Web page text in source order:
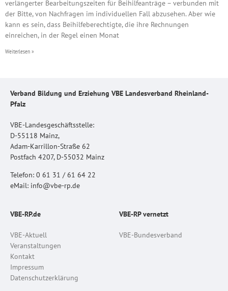
verlängerter Bearbeitungszeiten für Beihilfeanträge – verbunden mit
der Bitte, von Nachfragen im individuellen Fall abzusehen. Aber wie
kann es sein, dass Beihilfeberechtigte, die ihre Rechnungen
einreichen, in der Regel einen Monat
Weiterlesen »
Verband Bildung und Erziehung VBE Landesverband Rheinland-
Pfalz
VBE-Landesgeschäftsstelle:
D-55118 Mainz,
Adam-Karrillon-Straße 62
Postfach 4207, D-55032 Mainz
Telefon: 0 61 31 / 61 64 22
eMail: info@vbe-rp.de
VBE-RP.de
VBE-Aktuell
Veranstaltungen
Kontakt
Impressum
Datenschutzerklärung
VBE-RP vernetzt
VBE-Bundesverband